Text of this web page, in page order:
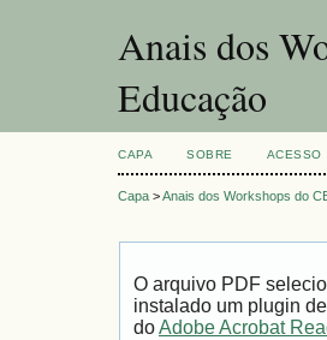
Anais dos
Educação
CAPA SOBRE ACESSO
Capa >Anais dos Workshops do
O arquivo PDF
instalado um plugin
doAdobe Acrobat